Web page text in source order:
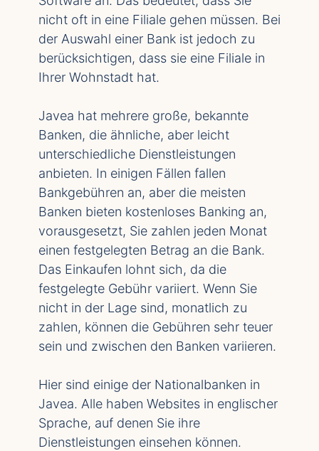
nicht oft in eine Filiale gehen müssen. Bei
der Auswahl einer Bank ist jedoch zu
berücksichtigen, dass sie eine Filiale in
Ihrer Wohnstadt hat.
Javea hat mehrere große, bekannte
Banken, die ähnliche, aber leicht
unterschiedliche Dienstleistungen
anbieten. In einigen Fällen fallen
Bankgebühren an, aber die meisten
Banken bieten kostenloses Banking an,
vorausgesetzt, Sie zahlen jeden Monat
einen festgelegten Betrag an die Bank.
Das Einkaufen lohnt sich, da die
festgelegte Gebühr variiert. Wenn Sie
nicht in der Lage sind, monatlich zu
zahlen, können die Gebühren sehr teuer
sein und zwischen den Banken variieren.
Hier sind einige der Nationalbanken in
Javea. Alle haben Websites in englischer
Sprache, auf denen Sie ihre
Dienstleistungen einsehen können.